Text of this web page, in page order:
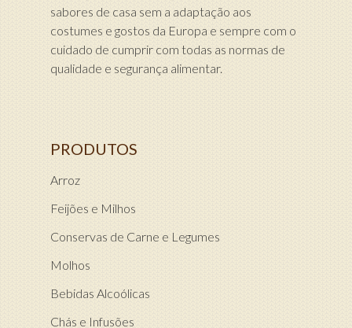
sabores de casa sem a adaptação aos
costumes e gostos da Europa e sempre com o
cuidado de cumprir com todas as normas de
qualidade e segurança alimentar.
PRODUTOS
Arroz
Feijões e Milhos
Conservas de Carne e Legumes
Molhos
Bebidas Alcoólicas
Chás e Infusões